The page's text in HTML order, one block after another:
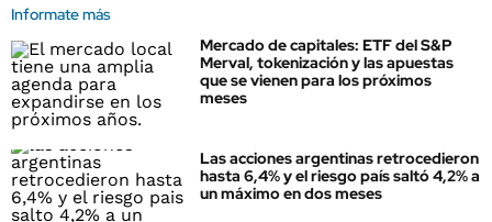
Informate más
Mercado de capitales: ETF del S&P
Merval, tokenización y las apuestas
que se vienen para los próximos
meses
Las acciones argentinas retrocedieron
hasta 6,4% y el riesgo país saltó 4,2% a
un máximo en dos meses